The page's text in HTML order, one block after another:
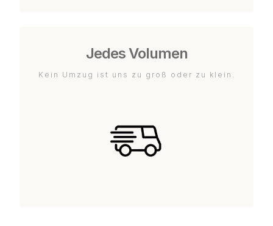
Jedes Volumen
Kein Umzug ist uns zu groß oder zu klein.